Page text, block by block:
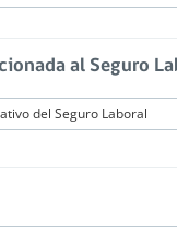
al Seguro
del Seguro Laboral